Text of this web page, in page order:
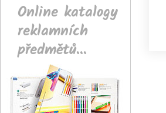
Online katalogy
reklamních
předmětů...